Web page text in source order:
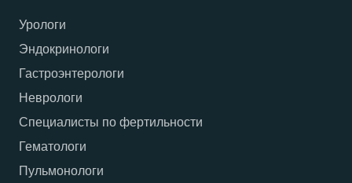
Урологи
Эндокринологи
Гастроэнтерологи
Неврологи
Специалисты по фертильности
Гематологи
Пульмонологи